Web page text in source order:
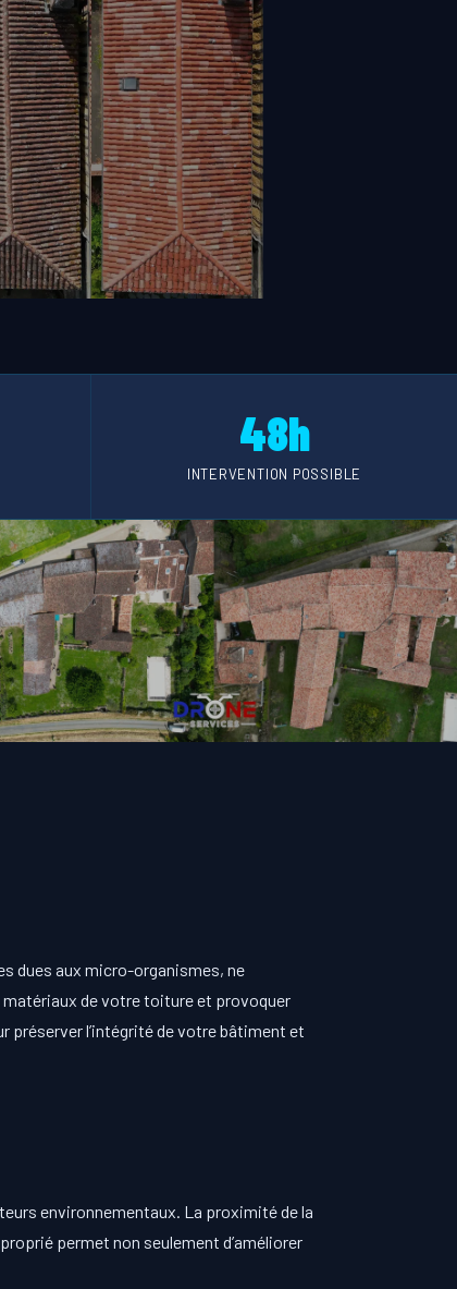
48h
INTERVENTION POSSIBLE
dues aux micro-organismes, ne
de votre toiture et provoquer
l’intégrité de votre bâtiment et
environnementaux. La proximité de la
permet non seulement d’améliorer